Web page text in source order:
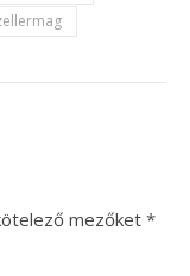
mezőket *